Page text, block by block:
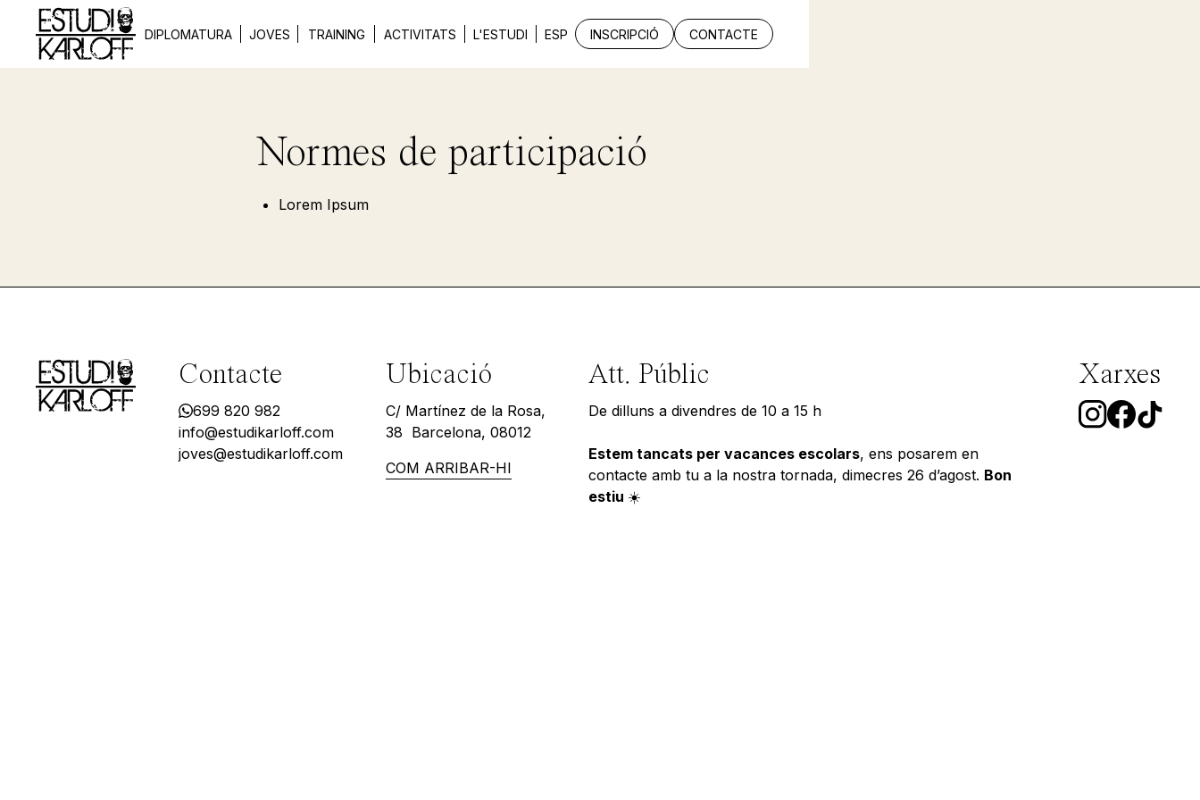
DIPLOMATURA JOVES TRAINING ACTIVITATS L'ESTUDI ESP INSCRIPCIÓ CONTACTE
Normes de participació
Lorem Ipsum
Contacte
699 820 982
info@estudikarloff.com
joves@estudikarloff.com
Ubicació
C/ Martínez de la Rosa,
38 Barcelona, 08012
COM ARRIBAR-HI
Att. Públic
De dilluns a divendres de 10 a 15 h
Estem tancats per vacances escolars, ens posarem en
contacte amb tu a la nostra tornada, dimecres 26 d’agost. Bon
estiu ☀️
Xarxes